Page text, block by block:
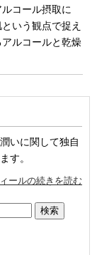
コール摂取に
いう観点で捉え
ルコールと乾燥
いに関して独自
す。
ールの続きを読む